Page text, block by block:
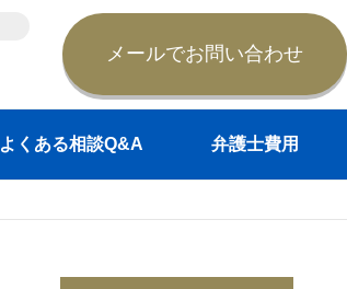
メールでお問い合わせ
よくある相談Q&A 弁護士費用